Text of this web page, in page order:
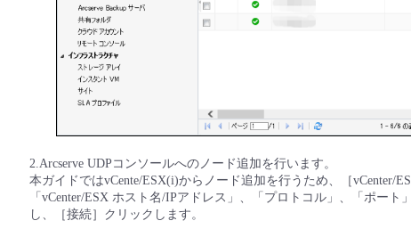
2.Arcserve UDPコンソールへのノード追加を行います。
本ガイドではvCente/ESX(i)からノード追加を行うため、［vCenter/
「vCenter/ESX ホスト名/IPアドレス」、「プロトコル」、「ポー
し、［接続］クリックします。